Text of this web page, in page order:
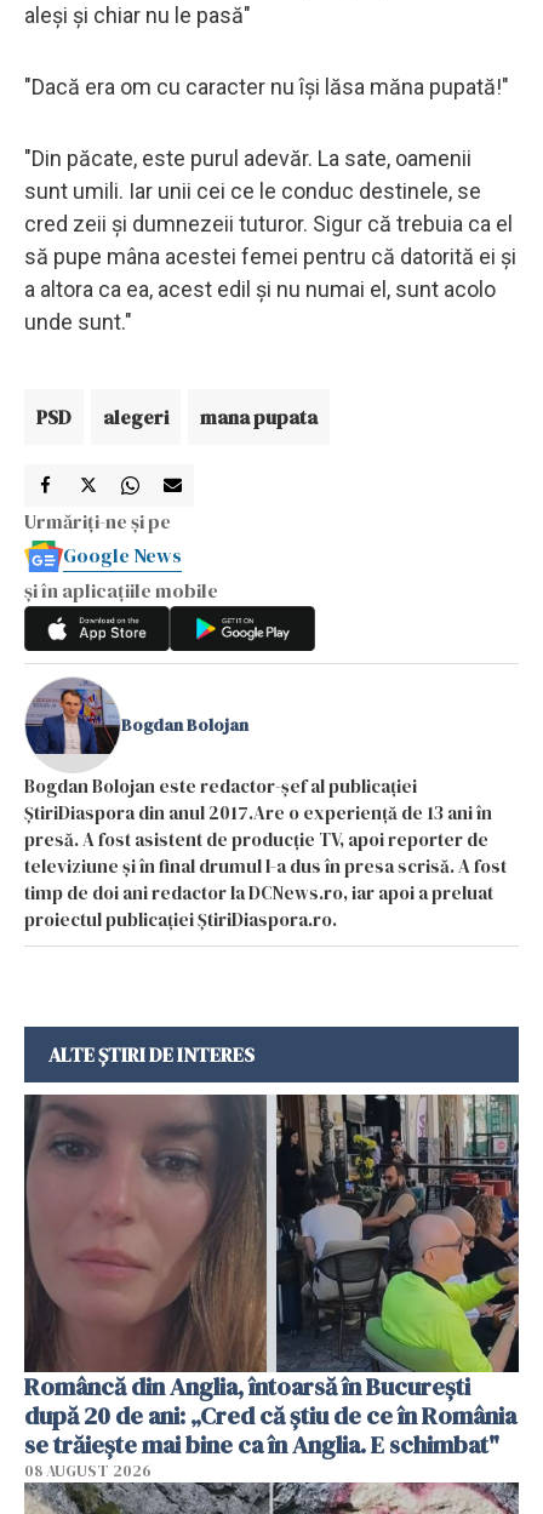
aleși și chiar nu le pasă"
"Dacă era om cu caracter nu își lăsa măna pupată!"
"Din păcate, este purul adevăr. La sate, oamenii
sunt umili. Iar unii cei ce le conduc destinele, se
cred zeii și dumnezeii tuturor. Sigur că trebuia ca el
să pupe mâna acestei femei pentru că datorită ei și
a altora ca ea, acest edil și nu numai el, sunt acolo
unde sunt."
PSD alegeri mana pupata
Urmăriți-ne și pe
Google News
și în aplicațiile mobile
Bogdan Bolojan
Bogdan Bolojan este redactor-șef al publicației
ȘtiriDiaspora din anul 2017.Are o experiență de 13 ani în
presă. A fost asistent de producție TV, apoi reporter de
televiziune și în final drumul l-a dus în presa scrisă. A fost
timp de doi ani redactor la DCNews.ro, iar apoi a preluat
proiectul publicației ȘtiriDiaspora.ro.
ALTE ȘTIRI DE INTERES
Româncă din Anglia, întoarsă în București
după 20 de ani: „Cred că știu de ce în România
se trăiește mai bine ca în Anglia. E schimbat"
08 AUGUST 2026